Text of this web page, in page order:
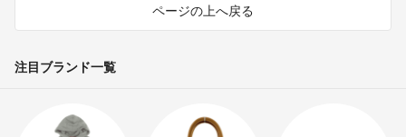
ページの上へ戻る
注目ブランド一覧